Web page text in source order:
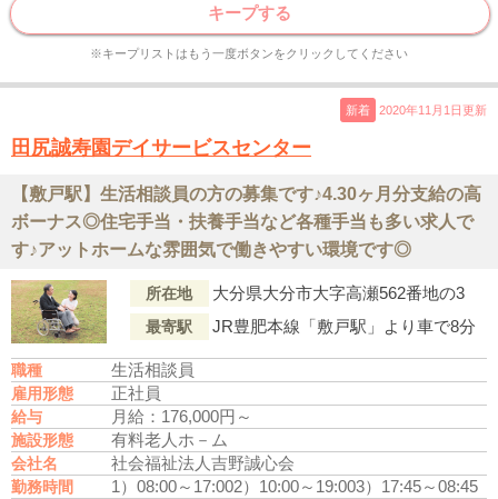
キープする
※キープリストはもう一度ボタンをクリックしてください
新着 2020年11月1日更新
田尻誠寿園デイサービスセンター
【敷戸駅】生活相談員の方の募集です♪4.30ヶ月分支給の高
ボーナス◎住宅手当・扶養手当など各種手当も多い求人で
す♪アットホームな雰囲気で働きやすい環境です◎
所在地 大分県大分市大字高瀬562番地の3
最寄駅 JR豊肥本線「敷戸駅」より車で8分
職種 生活相談員
雇用形態 正社員
給与 月給：176,000円～
施設形態 有料老人ホ－ム
会社名 社会福祉法人吉野誠心会
勤務時間 1）08:00～17:002）10:00～19:003）17:45～08:45